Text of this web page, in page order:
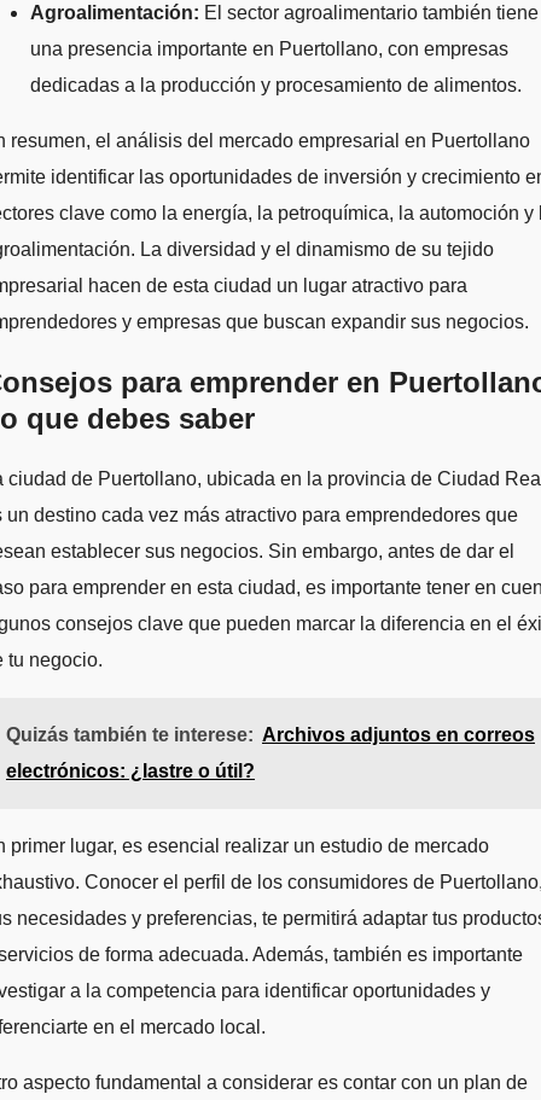
Agroalimentación: El sector agroalimentario también tiene
una presencia importante en Puertollano, con empresas
dedicadas a la producción y procesamiento de alimentos.
resumen, el análisis del mercado empresarial en Puertollano
identificar las oportunidades de inversión y crecimiento
clave como la energía, la petroquímica, la automoción y
La diversidad y el dinamismo de su tejido
hacen de esta ciudad un lugar atractivo para
y empresas que buscan expandir sus negocios.
para emprender en
que debes saber
ciudad de Puertollano, ubicada en la provincia de Ciudad
un destino cada vez más atractivo para emprendedores que
establecer sus negocios. Sin embargo, antes de dar el
para emprender en esta ciudad, es importante tener en
consejos clave que pueden marcar la diferencia en el
tu negocio.
Quizás también te interese: Archivos adjuntos en correos
electrónicos: ¿lastre o útil?
primer lugar, es esencial realizar un estudio de mercado
Conocer el perfil de los consumidores de
necesidades y preferencias, te permitirá adaptar tus
de forma adecuada. Además, también es importante
a la competencia para identificar oportunidades y
en el mercado local.
aspecto fundamental a considerar es contar con un plan de